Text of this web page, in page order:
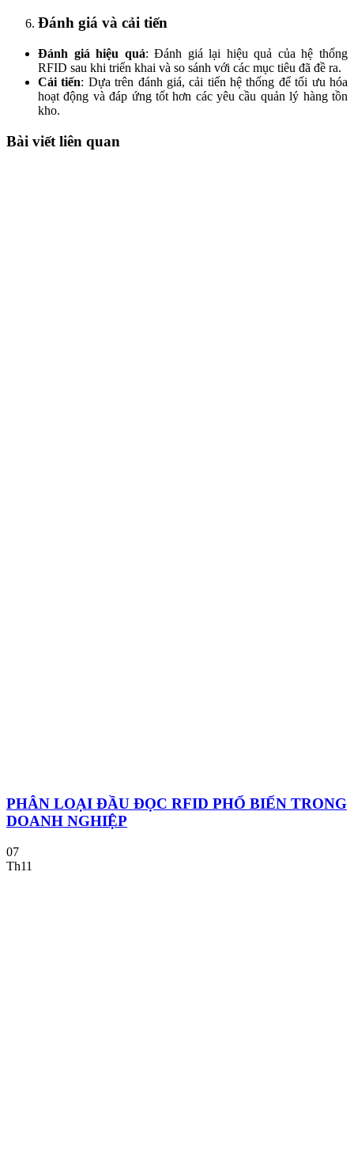
Đánh giá và cải tiến
Đánh giá hiệu quả: Đánh giá lại hiệu quả của hệ thống
RFID sau khi triển khai và so sánh với các mục tiêu đã đề ra.
Cải tiến: Dựa trên đánh giá, cải tiến hệ thống để tối ưu hóa
hoạt động và đáp ứng tốt hơn các yêu cầu quản lý hàng tồn
kho.
Bài viết liên quan
PHÂN LOẠI ĐẦU ĐỌC RFID PHỔ BIẾN TRONG
DOANH NGHIỆP
07
Th11